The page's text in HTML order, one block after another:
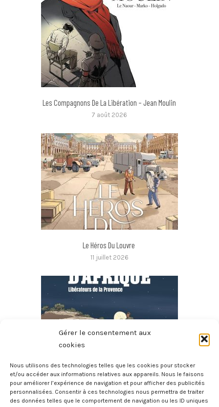
Gérer le consentement aux
cookies
Nous utilisons des technologies telles que les cookies pour stocker
et/ou accéder aux informations relatives aux appareils. Nous le faisons
pour améliorer l’expérience de navigation et pour afficher des publicités
personnalisées. Consentir à ces technologies nous permettra de traiter
des données telles que le comportement de navigation ou les ID uniques
Les Compagnons De La Libération – Jean Moulin
7 août 2026
Le Héros Du Louvre
11 juillet 2026
Commandos D’Afrique – Libérateurs De La Provence
10 juillet 2026